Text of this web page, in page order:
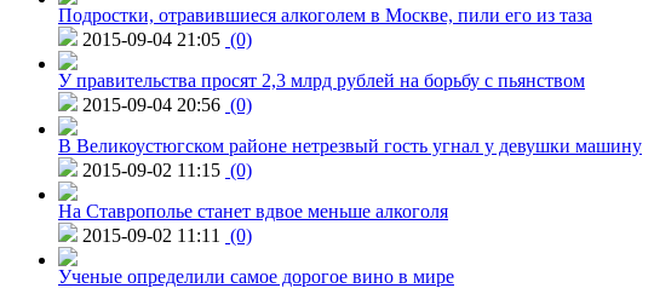
Подростки, отравившиеся алкоголем в Москве, пили его из таза
2015-09-04 21:05 (0)
У правительства просят 2,3 млрд рублей на борьбу с пьянством
2015-09-04 20:56 (0)
В Великоустюгском районе нетрезвый гость угнал у девушки машину
2015-09-02 11:15 (0)
На Ставрополье станет вдвое меньше алкоголя
2015-09-02 11:11
(0)
Ученые определили самое дорогое вино в мире